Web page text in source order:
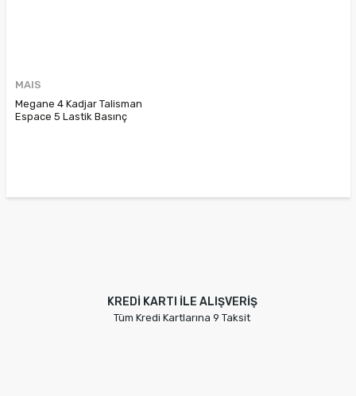
MAIS
Megane 4 Kadjar Talisman
Espace 5 Lastik Basınç
KREDİ KARTI İLE ALIŞVERİŞ
Tüm Kredi Kartlarına 9 Taksit